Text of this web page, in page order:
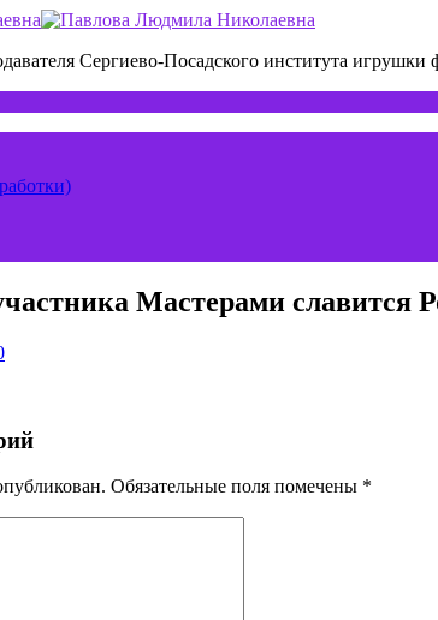
Сергиево-Посадского института
Мастерами славится
Обязательные поля помечены *